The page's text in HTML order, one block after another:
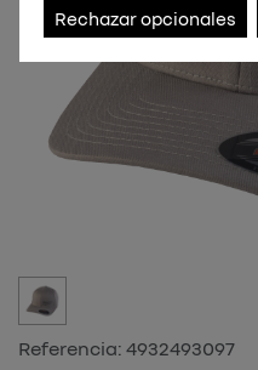
Referencia: 4932493097
Rechazar opcionales